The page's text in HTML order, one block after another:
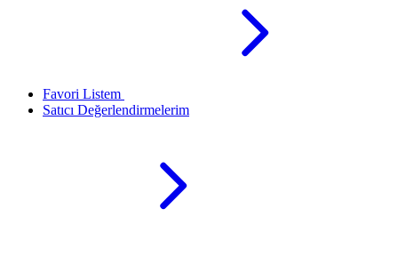
Favori Listem
Satıcı Değerlendirmelerim